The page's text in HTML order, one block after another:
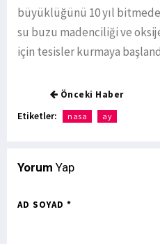
büyüklüğünü 10 yıl
su buzu madenciliği ve
için tesisler kurmaya
Önceki Haber
Etiketler: nasa ay
Yorum Yap
AD SOYAD *